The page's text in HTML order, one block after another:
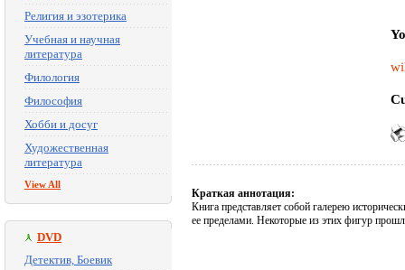
Религия и эзотерика
Учебная и научная
литература
Филология
Философия
Хобби и досуг
Художественная
литература
View All
DVD
Детектив, Боевик
Краткая аннотация:
Книга представляет собой галерею
ее пределами. Некоторые из этих фигур